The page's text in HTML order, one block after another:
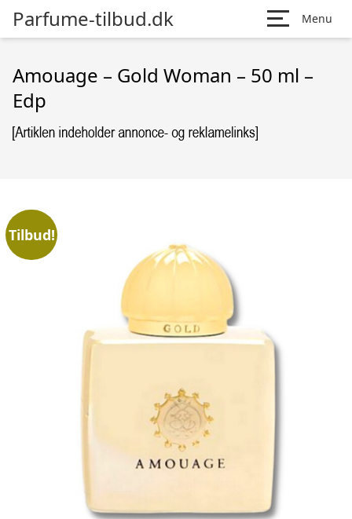
Parfume-tilbud.dk Menu
Amouage – Gold Woman – 50 ml –
Edp
Tilbud!